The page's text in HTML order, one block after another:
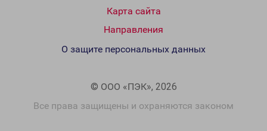
Карта сайта
Направления
© ООО «ПЭК», 2026
Все права защищены и охраняются законом
О защите персональных данных